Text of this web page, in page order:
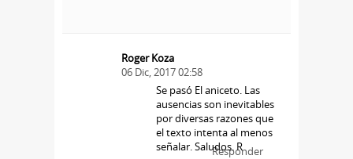
Roger Koza
06 Dic, 2017 02:58
Se pasó El aniceto. Las
ausencias son inevitables
por diversas razones que
el texto intenta al menos
señalar. Saludos. R
Responder